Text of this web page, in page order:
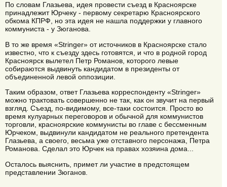
По словам Глазьева, идея провести съезд в Красноярске
принадлежит Юрчеку - первому секретарю Красноярского
обкома КПРФ, но эта идея не нашла поддержки у главного
коммуниста - у Зюганова.
В то же время «Stringer» от источников в Красноярске стало
известно, что к съезду здесь готовятся, и что в родной город
Красноярск вылетел Петр Романов, которого левые
собираются выдвинуть кандидатом в президенты от
объединенной левой оппозиции.
Таким образом, ответ Глазьева корреспонденту «Stringer»
можно трактовать совершенно не так, как он звучит на первый
взгляд. Съезд, по-видимому, все-таки состоится. Просто во
время кулуарных переговоров и обычной для коммунистов
торговли, красноярские коммунисты во главе с бессменным
Юрчеком, выдвинули кандидатом не реального претендента
Глазьева, а своего, весьма уже отставного персонажа, Петра
Романова. Сделал это Юрчек на правах хозяина дома...
Осталось выяснить, примет ли участие в предстоящем
представлении Зюганов.